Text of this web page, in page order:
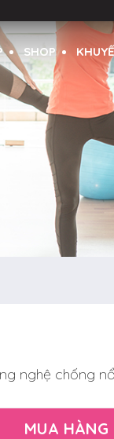
SHOP
nghệ chống
MUA HÀNG